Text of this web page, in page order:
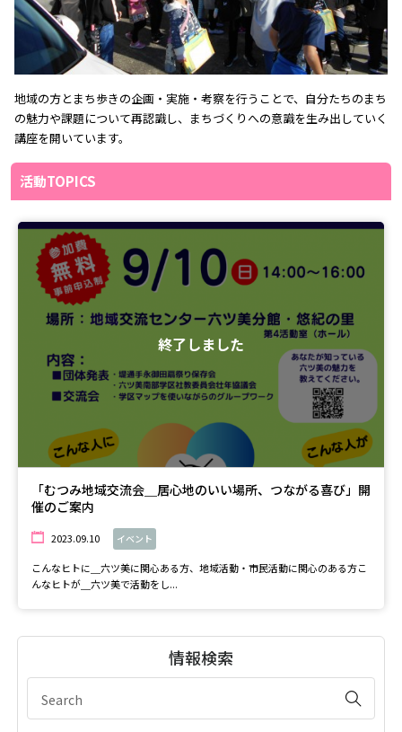
地域の方とまち歩きの企画・実施・考察を行うことで、自分たちのまち
の魅力や課題について再認識し、まちづくりへの意識を生み出していく
講座を開いています。
活動TOPICS
終了しました
「むつみ地域交流会＿居心地のいい場所、つながる喜び」開
催のご案内
2023.09.10 イベント
こんなヒトに＿六ツ美に関心ある方、地域活動・市民活動に関心のある方こ
んなヒトが＿六ツ美で活動をし...
情報検索